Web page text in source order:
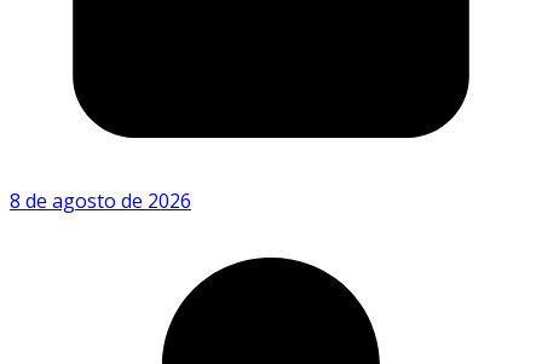
8 de agosto de 2026